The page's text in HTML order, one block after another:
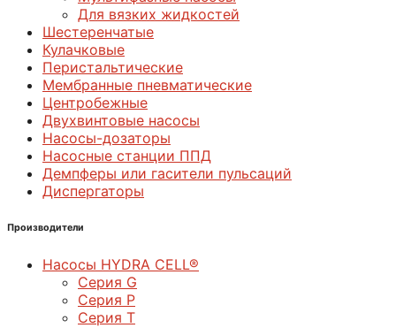
Для вязких жидкостей
Шестеренчатые
Кулачковые
Перистальтические
Мембранные пневматические
Центробежные
Двухвинтовые насосы
Насосы-дозаторы
Насосные станции ППД
Демпферы или гасители пульсаций
Диспергаторы
Производители
Насосы HYDRA CELL®
Серия G
Серия P
Серия T